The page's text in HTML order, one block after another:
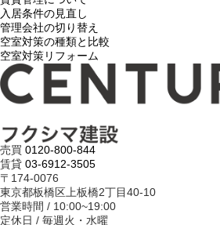
入居条件の見直し
管理会社の切り替え
空室対策の種類と比較
空室対策リフォーム
売買 0120-800-844
賃貸 03-6912-3505
〒174-0076
東京都板橋区上板橋2丁目40-10
営業時間 / 10:00~19:00
定休日 / 毎週火・水曜